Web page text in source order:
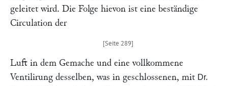
geleitet wird. Die Folge hievon ist eine beständige
Circulation der
Luft in dem Gemache und eine vollkommene
Ventilirung desselben, was in geschlossenen, mit Dr.